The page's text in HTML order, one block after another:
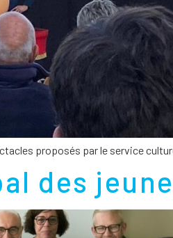
proposés par le service
des